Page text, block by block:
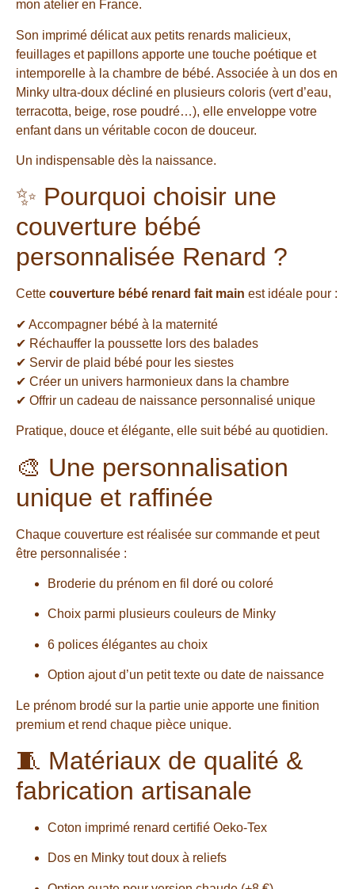
mon atelier en France.
Son imprimé délicat aux petits renards malicieux,
feuillages et papillons apporte une touche poétique et
intemporelle à la chambre de bébé. Associée à un dos en
Minky ultra-doux décliné en plusieurs coloris (vert d’eau,
terracotta, beige, rose poudré…), elle enveloppe votre
enfant dans un véritable cocon de douceur.
Un indispensable dès la naissance.
✨ Pourquoi choisir une
couverture bébé
personnalisée Renard ?
Cette couverture bébé renard fait main est idéale pour :
✔ Accompagner bébé à la maternité
✔ Réchauffer la poussette lors des balades
✔ Servir de plaid bébé pour les siestes
✔ Créer un univers harmonieux dans la chambre
✔ Offrir un cadeau de naissance personnalisé unique
Pratique, douce et élégante, elle suit bébé au quotidien.
🎨 Une personnalisation
unique et raffinée
Chaque couverture est réalisée sur commande et peut
être personnalisée :
Broderie du prénom en fil doré ou coloré
Choix parmi plusieurs couleurs de Minky
6 polices élégantes au choix
Option ajout d’un petit texte ou date de naissance
Le prénom brodé sur la partie unie apporte une finition
premium et rend chaque pièce unique.
🧵 Matériaux de qualité &
fabrication artisanale
Coton imprimé renard certifié Oeko-Tex
Dos en Minky tout doux à reliefs